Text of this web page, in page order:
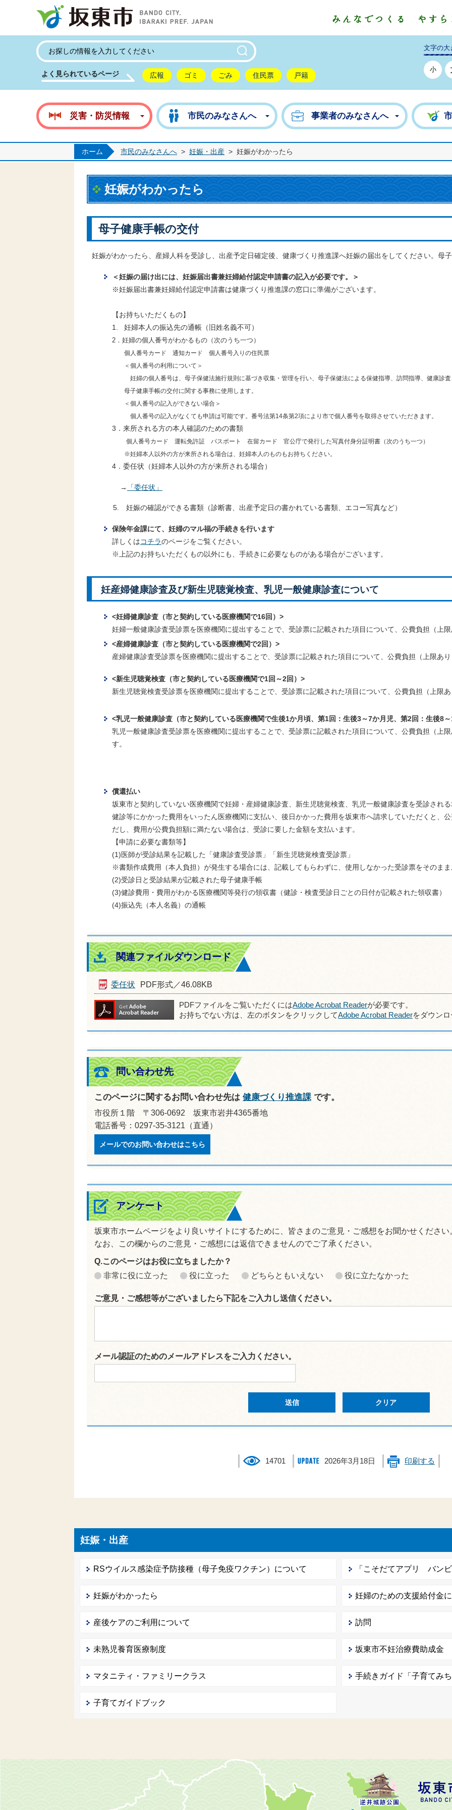
よく見られているページ 広報 ゴミ ごみ 住民票 戸籍
文字の大
小
災害・防災情報 市民のみなさんへ 事業者のみなさんへ
ホーム 市民のみなさんへ > 妊娠・出産 > 妊娠がわかったら
妊娠がわかったら
母子健康手帳の交付
妊娠がわかったら、産婦人科を受診し、出産予定日確定後、健康づくり推進課へ妊娠の届出をしてください。母
＜妊娠の届け出には、妊娠届出書兼妊婦給付認定申請書の記入が必要です。＞
※妊娠届出書兼妊婦給付認定申請書は健康づくり推進課の窓口に準備がございます。
【お持ちいただくもの】
1. 妊婦本人の振込先の通帳（旧姓名義不可）
2．妊婦の個人番号がわかるもの（次のうち一つ）
個人番号カード 通知カード 個人番号入りの住民票
＜個人番号の利用について＞
妊婦の個人番号は、母子保健法施行規則に基づき収集・管理を行い、母子保健法による保健指導、訪問指導、健康診査
母子健康手帳の交付に関する事務に使用します。
＜個人番号の記入ができない場合＞
個人番号の記入がなくても申請は可能です。番号法第14条第2項により市で個人番号を取得させていただきます。
3．来所される方の本人確認のための書類
個人番号カード 運転免許証 パスポート 在留カード 官公庁で発行した写真付身分証明書（次のうち一つ）
※妊婦本人以外の方が来所される場合は、妊婦本人のものもお持ちください。
4． 委任状（妊婦本人以外の方が来所される場合）
→ 「委任状」
5. 妊娠の確認ができる書類（診断書、出産予定日の書かれている書類、エコー写真など）
保険年金課にて、妊婦のマル福の手続きを行います
詳しくは コチラのページをご覧ください。
※上記のお持ちいただくもの以外にも、手続きに必要なものがある場合がございます。
妊産婦健康診査及び新生児聴覚検査、乳児一般健康診査について
<妊婦健康診査（市と契約している医療機関で16回）>
妊婦一般健康診査受診票を医療機関に提出することで、受診票に記載された項目について、公費負担（上
<産婦健康診査（市と契約している医療機関で2回）>
産婦健康診査受診票を医療機関に提出することで、受診票に記載された項目について、公費負担（上限あ
<新生児聴覚検査（市と契約している医療機関で1回～2回）>
新生児聴覚検査受診票を医療機関に提出することで、受診票に記載された項目について、公費負担（上限
<乳児一般健康診査 （市と契約している医療機関で生後1か月頃、第1回：生後3～7か月児、第2回：生後8
乳児一般健康診査受診票を医療機関に提出することで、受診票に記載された項目について、公費負担（上
す
償還払い
坂東市と契約していない医療機関で妊婦・産婦健康診査、新生児聴覚検査、乳児一般健康診査を受診され
健診等にかかった費用をいったん医療機関に支払い、後日かかった費用を坂東市へ請求していただくと、
だし、費用が公費負担額に満たない場合は、受診に要した金額を支払います。
【申請に必要な書類等】
(1)医師が受診結果を記載した「健康診査受診票」「新生児聴覚検査受診票」
※書類作成費用（本人負担）が発生する場合には、記載してもらわずに、使用しなかった受診票をそのま
(2)受診日と受診結果が記載された母子健康手帳
(3)健診費用・費用がわかる医療機関等発行の領収書（健診・検査受診日ごとの日付が記載された領収書）
(4)振込先（本人名義）の通帳
関連ファイルダウンロード
委任状 PDF形式／46.08KB
PDFファイルをご覧いただくにはAdobe Acrobat Readerが必要です。
お持ちでない方は、左のボタンをクリックしてAdobe Acrobat Readerをダウン
問い合わせ先
このページに関するお問い合わせ先は 健康づくり推進課 です。
市役所１階 〒306-0692 坂東市岩井4365番地
電話番号：0297-35-3121（直通）
メールでのお問い合わせはこちら
アンケート
坂東市ホームページをより良いサイトにするために、皆さまのご意見・ご感想をお聞かせください
なお、この欄からのご意見・ご感想には返信できませんのでご了承ください。
Q.このページはお役に立ちましたか？
非常に役に立った
役に立った どちらともいえない 役に立たなかった
ご意見・ご感想等がございましたら下記をご入力し送信ください。
メール認証のためのメールアドレスをご入力ください。
14701 2026年3月18日 印刷する
妊娠・出産
RSウイルス感染症予防接種（母子免疫ワクチン）について 「こそだてアプリ バン
妊娠がわかったら 妊婦のための支援給付金
産後ケアのご利用について 訪問
未熟児養育医療制度 坂東市不妊治療費助成金
マタニティ・ファミリークラス 手続きガイド「子育てみ
子育てガイドブック